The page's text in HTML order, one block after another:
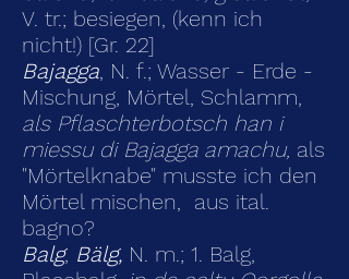
V. tr.; besiegen, (kenn ich
nicht!) [Gr. 22]
Bajagga, N. f.; Wasser - Erde -
Mischung, Mörtel, Schlamm,
als Pflaschterbotsch han i
miessu di Bajagga amachu, als
"Mörtelknabe" musste ich den
Mörtel mischen, aus ital.
bagno?
Balg, Bälg, N. m.; 1. Balg,